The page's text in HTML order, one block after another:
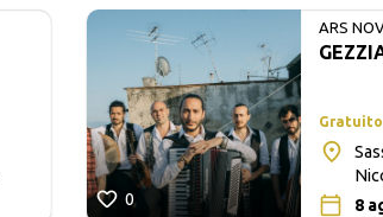
0
ARS
Gratuito
8